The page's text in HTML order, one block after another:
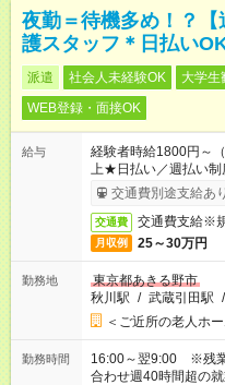
夜勤＝待機多め！？
護スタッフ＊日払い
派遣 社会人未経験OK 大学生
WEB登録・面接OK
給与
経験者時給1800円～
上★日払い／週払い制
は手続き完了次第の
交通費別途支給あり
交通費 交通費支給※
月収例 25～30万円
勤務地
東京都あきる野市
秋川駅 / 武蔵引田駅 /
＜ご近所の老人ホ
勤務時間
16:00～翌9:00 ※残業なし！ ※Wワークの場合
合わせ週40時間超の